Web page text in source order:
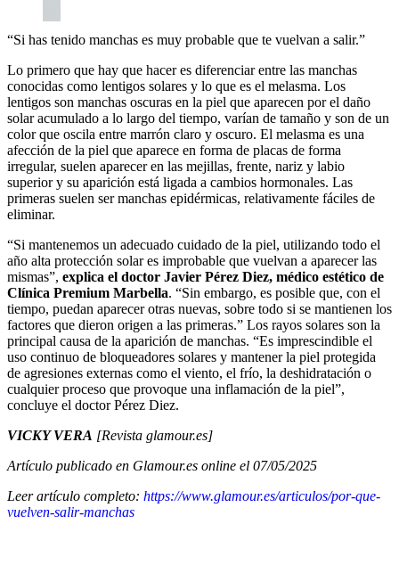
“Si has tenido manchas es muy probable que te vuelvan a salir.”
Lo primero que hay que hacer es diferenciar entre las manchas
conocidas como lentigos solares y lo que es el melasma. Los
lentigos son manchas oscuras en la piel que aparecen por el daño
solar acumulado a lo largo del tiempo, varían de tamaño y son de un
color que oscila entre marrón claro y oscuro. El melasma es una
afección de la piel que aparece en forma de placas de forma
irregular, suelen aparecer en las mejillas, frente, nariz y labio
superior y su aparición está ligada a cambios hormonales. Las
primeras suelen ser manchas epidérmicas, relativamente fáciles de
eliminar.
“Si mantenemos un adecuado cuidado de la piel, utilizando todo el
año alta protección solar es improbable que vuelvan a aparecer las
mismas”, explica el doctor Javier Pérez Diez, médico estético de
Clínica Premium Marbella. “Sin embargo, es posible que, con el
tiempo, puedan aparecer otras nuevas, sobre todo si se mantienen los
factores que dieron origen a las primeras.” Los rayos solares son la
principal causa de la aparición de manchas. “Es imprescindible el
uso continuo de bloqueadores solares y mantener la piel protegida
de agresiones externas como el viento, el frío, la deshidratación o
cualquier proceso que provoque una inflamación de la piel”,
concluye el doctor Pérez Diez.
VICKY VERA [Revista glamour.es]
Artículo publicado en Glamour.es online el 07/05/2025
Leer artículo completo: https://www.glamour.es/articulos/por-que-
vuelven-salir-manchas